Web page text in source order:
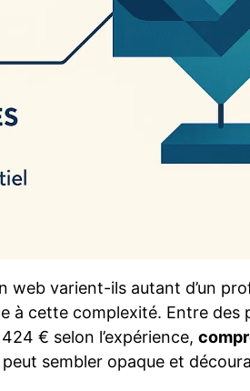
web varient-ils autant d’un
à cette complexité. Entre
€ selon l’expérience,
peut sembler opaque et